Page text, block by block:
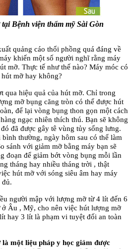
Bệnh viện thẩm mỹ Sài Gòn
quảng cáo thổi phồng quá đáng về
khiến một số người nghĩ rằng máy
mỡ. Thực tế như thế nào? Máy móc có
mỡ hay không?
qua hiệu quả của hút mỡ. Chỉ trong
mỡ bụng căng tròn có thể được hút
để lại vòng bụng thon gọn một cách
ngạc nhiên thích thú. Bạn sẽ không
đã được gây tê vùng tủy sống lưng.
thường, ngày hôm sau có thể làm
sánh với giảm mỡ bằng máy bạn sẽ
đoạn để giảm bớt vòng bụng mỗi lần
tháng hay nhiều tháng trời , thật
hút mỡ với sóng siêu âm hay máy
đủ.
người mập với lượng mỡ từ 4 lít đến 6
Âu , Mỹ, cho nên việc hút lượng mỡ
hay 3 lít là phạm vi tuyệt đối an toàn
một liệu pháp y học giảm được